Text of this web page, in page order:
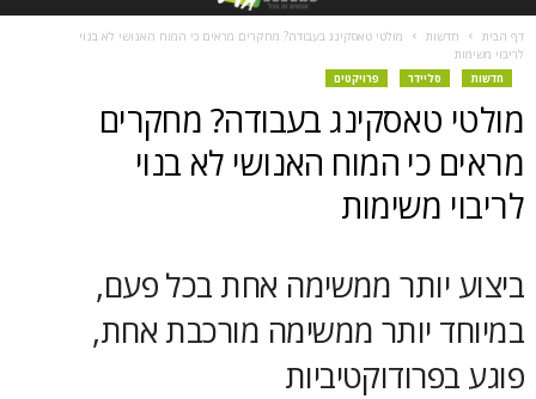
חדשות
מולטי טאסקינג בעבודה? מחקרים מראים כי המוח האנושי לא בנוי
פרויקטים
בעבודה? מחקרים
המוח האנושי לא בנוי
משימות
ממשימה אחת בכל פעם,
יותר ממשימה מורכבת אחת,